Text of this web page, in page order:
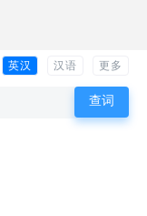
英汉 汉语 更多